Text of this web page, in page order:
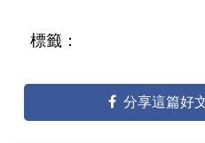
標籤：
分享這篇好